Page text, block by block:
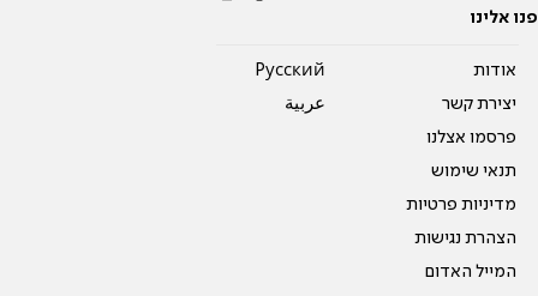
פנו אלינו
אודות
יצירת קשר
פרסמו אצלנו
תנאי שימוש
מדיניות פרטיות
הצהרת נגישות
המייל האדום
Pусский
عربية